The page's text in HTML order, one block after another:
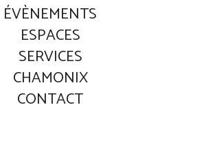
ÉVÈNEMENTS
ESPACES
SERVICES
CHAMONIX
CONTACT